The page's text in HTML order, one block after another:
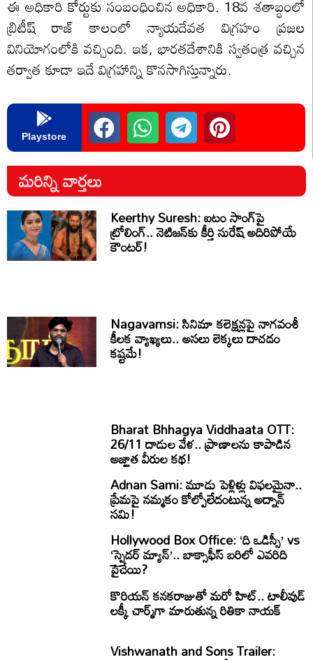
ఈ అధికారి కోర్టుకు సంబంధించిన అధికారి. 18వ శతాబ్ధంలో
బ్రిటీష్ రాజ్ కాలంలో న్యాయదేవత విగ్రహం ప్రజల
వినియోగంలోకి వచ్చింది. ఇక, భారతదేశానికి స్వతంత్ర వచ్చిన
తర్వాత కూడా ఇదే విగ్రహాన్ని కొనసాగిస్తున్నారు.
Playstore
మరిన్ని వార్తలు
Keerthy Suresh: ఐటం సాంగ్‌పై
ట్రోలింగ్.. నెటిజన్‌కు కీర్తి సురేష్ అదిరిపోయే
కౌంటర్!
Nagavamsi: సినిమా కలెక్షన్లపై నాగవంశీ
కీలక వ్యాఖ్యలు.. అసలు లెక్కలు దాచడం
కష్టమే!
Bharat Bhhagya Viddhaata OTT:
26/11 దాడుల వేళ.. ప్రాణాలను కాపాడిన
అజ్ఞాత వీరుల కథ!
Adnan Sami: మూడు పెళ్లిళ్లు విఫలమైనా..
ప్రేమపై నమ్మకం కోల్పోలేదంటున్న అద్నాన్
సమి!
Hollywood Box Office: ‘ది ఒడిస్సీ’ vs
‘స్పైడర్ మ్యాన్’.. బాక్సాఫీస్ బరిలో ఎవరిది
పైచేయి?
కొరియన్ కనకరాజుతో మరో హిట్.. టాలీవుడ్
లక్కీ చార్మ్‌గా మారుతున్న రితికా నాయక్
Vishwanath and Sons Trailer: